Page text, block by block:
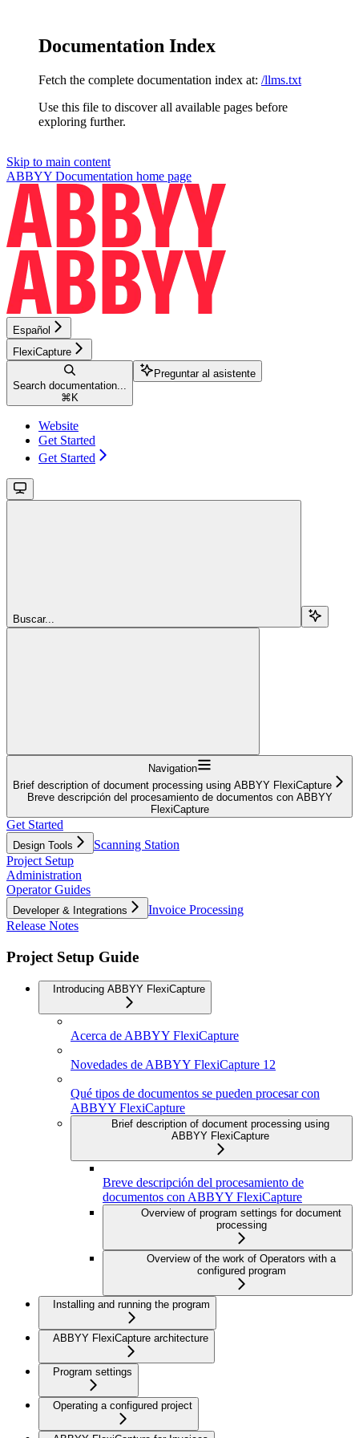
Documentation Index
Fetch the complete documentation index at: /llms.txt
Use this file to discover all available pages before
exploring further.
Skip to main content
ABBYY Documentation home page
Español
FlexiCapture
Search documentation...
⌘ K
Preguntar al asistente
Website
Get Started
Get Started
Buscar...
Navigation
Brief description of document processing using ABBYY FlexiCapture
Breve descripción del procesamiento de documentos con ABBYY
FlexiCapture
Get Started
Design Tools
Scanning Station
Project Setup
Administration
Operator Guides
Developer & Integrations
Invoice Processing
Release Notes
Project Setup Guide
Introducing ABBYY FlexiCapture
Acerca de ABBYY FlexiCapture
Novedades de ABBYY FlexiCapture 12
Qué tipos de documentos se pueden procesar con
ABBYY FlexiCapture
Brief description of document processing using
ABBYY FlexiCapture
Breve descripción del procesamiento de
documentos con ABBYY FlexiCapture
Overview of program settings for document
processing
Overview of the work of Operators with a
configured program
Installing and running the program
ABBYY FlexiCapture architecture
Program settings
Operating a configured project